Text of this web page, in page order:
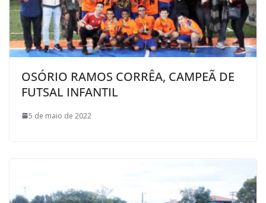
OSÓRIO RAMOS CORRÊA, CAMPEÃ DE
FUTSAL INFANTIL
5 de maio de 2022